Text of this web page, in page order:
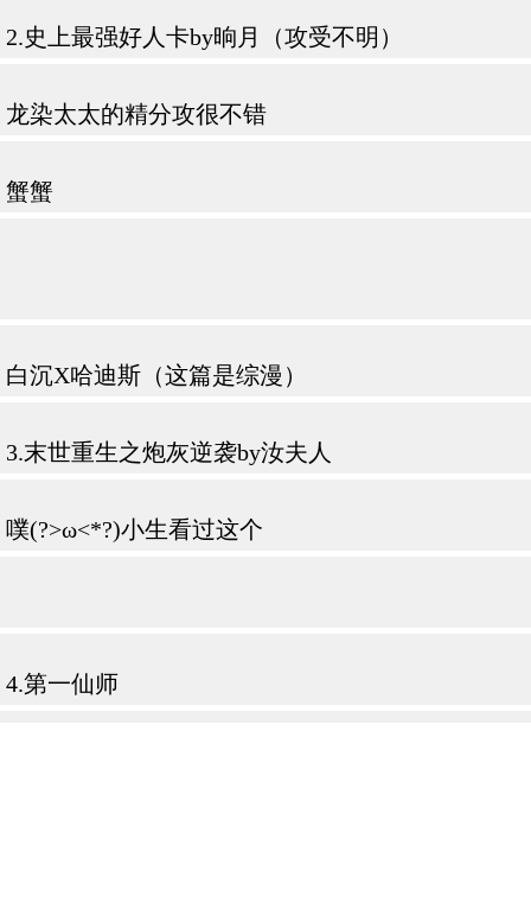
2.史上最强好人卡by晌月（攻受不明）
龙染太太的精分攻很不错
蟹蟹
白沉X哈迪斯（这篇是综漫）
3.末世重生之炮灰逆袭by汝夫人
噗(?>ω<*?)小生看过这个
4.第一仙师